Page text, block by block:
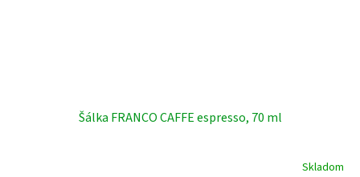
Šálka FRANCO CAFFE espresso, 70 ml
Skladom